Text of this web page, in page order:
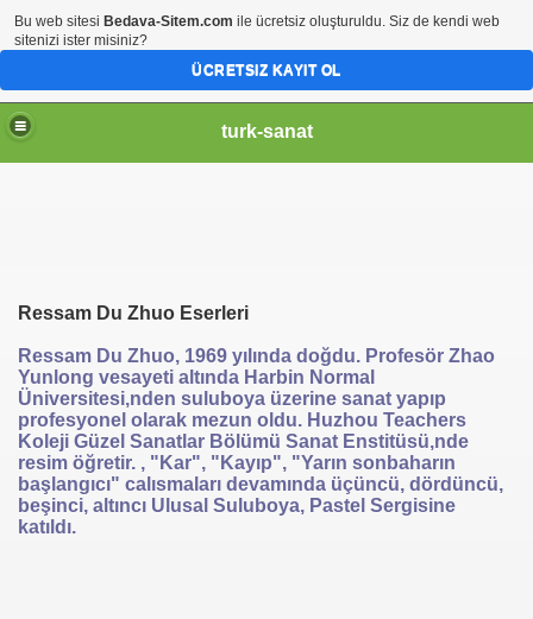
turk-sanat
Ressam Du Zhuo Eserleri
Ressam Du Zhuo, 1969 yılında doğdu. Profesör Zhao
Yunlong vesayeti altında Harbin Normal
Üniversitesi,nden suluboya üzerine sanat yapıp
profesyonel olarak mezun oldu. Huzhou Teachers
Koleji Güzel Sanatlar Bölümü Sanat Enstitüsü,nde
resim öğretir. , "Kar", "Kayıp", "Yarın sonbaharın
başlangıcı" calısmaları devamında üçüncü, dördüncü,
beşinci, altıncı Ulusal Suluboya, Pastel Sergisine
katıldı.
Bu web sitesi Bedava-Sitem.com ile ücretsiz oluşturuldu. Siz de kendi web
sitenizi ister misiniz?
ÜCRETSIZ KAYIT OL